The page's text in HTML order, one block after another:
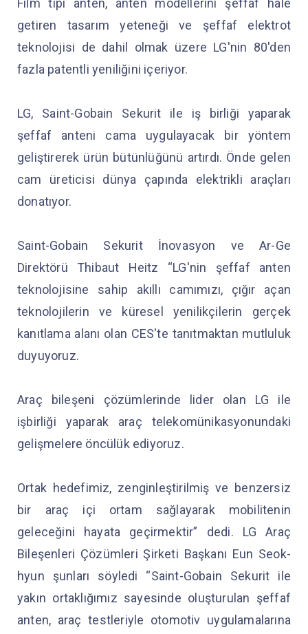
Film tipi anten, anten modellerini şeffaf hale
getiren tasarım yeteneği ve şeffaf elektrot
teknolojisi de dahil olmak üzere LG'nin 80'den
fazla patentli yeniliğini içeriyor.
LG, Saint-Gobain Sekurit ile iş birliği yaparak
şeffaf anteni cama uygulayacak bir yöntem
geliştirerek ürün bütünlüğünü artırdı. Önde gelen
cam üreticisi dünya çapında elektrikli araçları
donatıyor.
Saint-Gobain Sekurit İnovasyon ve Ar-Ge
Direktörü Thibaut Heitz “LG'nin şeffaf anten
teknolojisine sahip akıllı camımızı, çığır açan
teknolojilerin ve küresel yenilikçilerin gerçek
kanıtlama alanı olan CES'te tanıtmaktan mutluluk
duyuyoruz.
Araç bileşeni çözümlerinde lider olan LG ile
işbirliği yaparak araç telekomünikasyonundaki
gelişmelere öncülük ediyoruz.
Ortak hedefimiz, zenginleştirilmiş ve benzersiz
bir araç içi ortam sağlayarak mobilitenin
geleceğini hayata geçirmektir” dedi. LG Araç
Bileşenleri Çözümleri Şirketi Başkanı Eun Seok-
hyun şunları söyledi “Saint-Gobain Sekurit ile
yakın ortaklığımız sayesinde oluşturulan şeffaf
anten, araç testleriyle otomotiv uygulamalarına